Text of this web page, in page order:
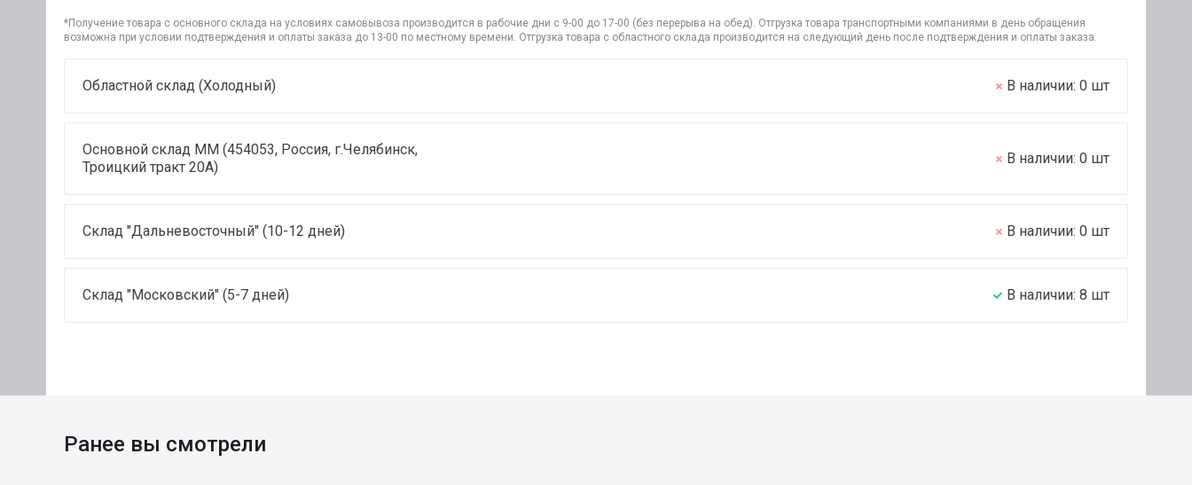
*Получение товара с основного склада на условиях самовывоза производится в рабочие дни с 9-00 до 17-00 (без перерыва на обед). Отгрузка товара транспортными компаниями в день обращения
возможна при условии подтверждения и оплаты заказа до 13-00 по местному времени. Отгрузка товара с областного склада производится на следующий день после подтверждения и оплаты заказа.
Областной склад (Холодный) В наличии: 0 шт
Основной склад ММ (454053, Россия, г.Челябинск,
Троицкий тракт 20А)
В наличии: 0 шт
Склад "Дальневосточный" (10-12 дней) В наличии: 0 шт
Склад "Московский" (5-7 дней) В наличии: 8 шт
Ранее вы смотрели